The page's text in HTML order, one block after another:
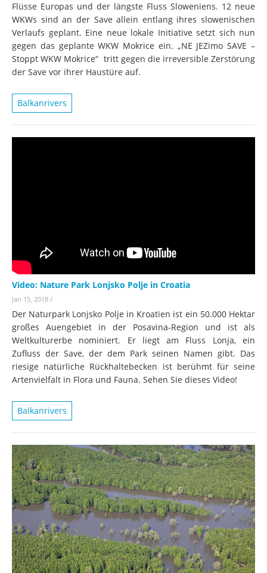
Flüsse Europas und der längste Fluss Sloweniens. 12 neue
WKWs sind an der Save allein entlang ihres slowenischen
Verlaufs geplant. Eine neue lokale Initiative setzt sich nun
gegen das geplante WKW Mokrice ein. „NE JEZimo SAVE –
Stoppt WKW Mokrice“ tritt gegen die irreversible Zerstörung
der Save vor ihrer Haustüre auf.
Balkanrivers
Video: Nature Park Lonjsko Polje in Croatia
Jan 15, 2018 /
Der Naturpark Lonjsko Polje in Kroatien ist ein 50.000 Hektar
großes Auengebiet in der Posavina-Region und ist als
Weltkulturerbe nominiert. Er liegt am Fluss Lonja, ein
Zufluss der Save, der dem Park seinen Namen gibt. Das
riesige natürliche Rückhaltebecken ist berühmt für seine
Artenvielfalt in Flora und Fauna. Sehen Sie dieses Video!
Balkanrivers